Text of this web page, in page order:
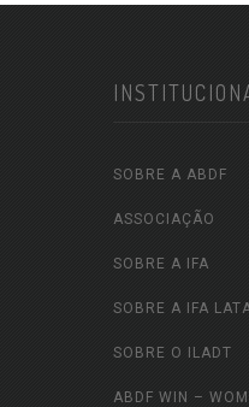
SOBRE A ABDF
ASSOCIAÇÃO
SOBRE A IFA
SOBRE A IFA
SOBRE O ILADT
ABDF WIN –